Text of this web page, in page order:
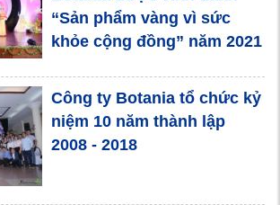
“Sản phẩm vàng vì sức
khỏe cộng đồng” năm 2021
Công ty Botania tổ chức kỷ
niệm 10 năm thành lập
2008 - 2018